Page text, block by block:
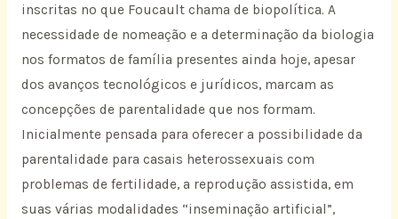
inscritas no que Foucault chama de biopolítica. A
necessidade de nomeação e a determinação da biologia
nos formatos de família presentes ainda hoje, apesar
dos avanços tecnológicos e jurídicos, marcam as
concepções de parentalidade que nos formam.
Inicialmente pensada para oferecer a possibilidade da
parentalidade para casais heterossexuais com
problemas de fertilidade, a reprodução assistida, em
suas várias modalidades “inseminação artificial”,